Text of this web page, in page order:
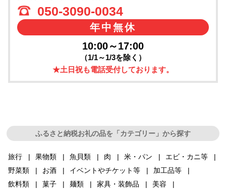
050-3090-0034
年中無休
10:00～17:00
（1/1～1/3を除く）
★土日祝も電話受付しております。
ふるさと納税お礼の品を「カテゴリー」から探す
旅行 果物類 魚貝類 肉 米・パン
エビ・カニ等
野菜類
お酒 イベントやチケット等
加工品等
飲料類
菓子 麺類 家具・装飾品
美容